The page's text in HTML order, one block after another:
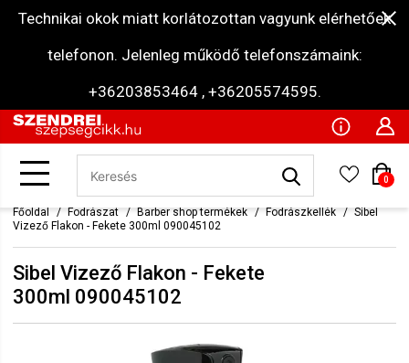
Technikai okok miatt korlátozottan vagyunk elérhetőek
telefonon. Jelenleg működő telefonszámaink:
+36203853464 , +36205574595.
0
Főoldal Fodrászat Barber shop termékek Fodrászkellék
Sibel
Vizező Flakon - Fekete 300ml 090045102
Sibel Vizező Flakon - Fekete
300ml 090045102